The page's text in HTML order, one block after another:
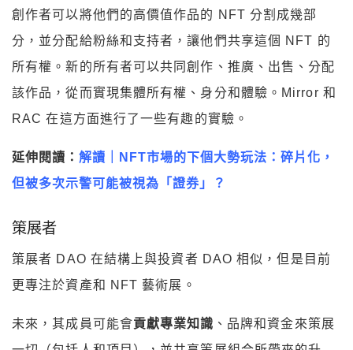
創作者可以將他們的高價值作品的 NFT 分割成幾部
分，並分配給粉絲和支持者，讓他們共享這個 NFT 的
所有權。新的所有者可以共同創作、推廣、出售、分配
該作品，從而實現集體所有權、身分和體驗。Mirror 和
RAC 在這方面進行了一些有趣的實驗。
延伸閱讀： 解讀｜NFT市場的下個大勢玩法：碎片化，
但被多次示警可能被視為「證券」？
策展者
策展者 DAO 在結構上與投資者 DAO 相似，但是目前
更專注於資產和 NFT 藝術展。
未來，其成員可能會貢獻專業知識 、品牌和資金來策展